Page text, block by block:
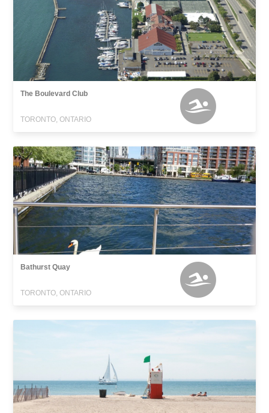
The Boulevard Club
TORONTO, ONTARIO
Bathurst Quay
TORONTO, ONTARIO